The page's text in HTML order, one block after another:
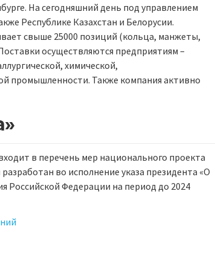
На сегодняшний день под управлением
Республике Казахстан и Белорусии.
свыше 25000 позиций (кольца, манжеты,
осуществляются предприятиям –
химической,
промышленности. Также компания активно
в перечень мер национального проекта
во исполнение указа президента «О
Российской Федерации на период до 2024